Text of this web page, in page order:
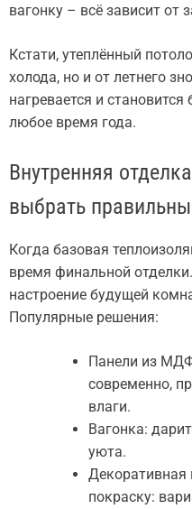
вагонку – всё зависит от
Кстати, утеплённый
холода, но и от летнего
нагревается и
любое время года.
Внутренняя
выбрать
Когда базовая
время финальной
настроение будущей
Популярные решения:
Панели из
современно,
влаги.
Вагонка:
уюта.
Декоративная
покраску: